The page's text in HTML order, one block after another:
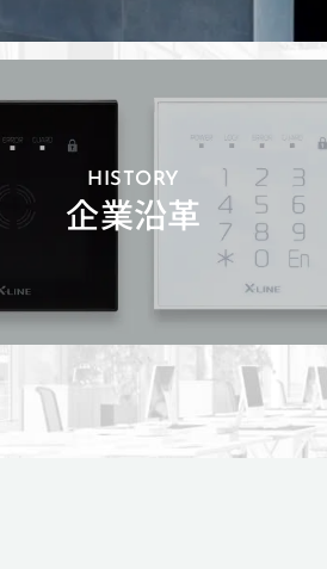
HISTORY
企業沿革